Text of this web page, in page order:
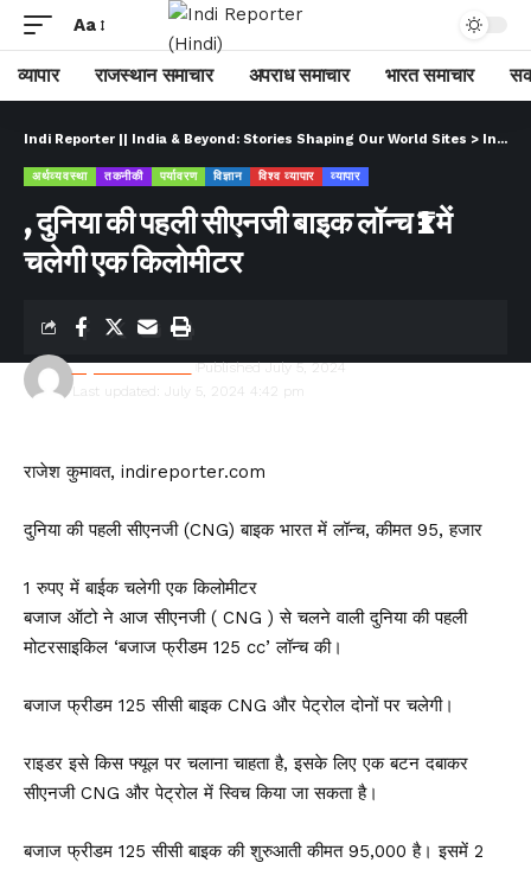
Aa
व्यापार राजस्थान समाचार अपराध समाचार भारत समाचार
Indi Reporter || India & Beyond: Stories Shaping Our World Sites > Indi Reporter (Hindi)
अर्थव्यवस्था तकनीकी पर्यावरण विज्ञान विश्व व्यापार व्यापार
, दुनिया की पहली सीएनजी बाइक लॉन्च ₹1 में
चलेगी एक किलोमीटर
Last updated: July 5, 2024 4:42 pm
Rajesh Kumawat Published July 5, 2024
राजेश कुमावत, indireporter.com
दुनिया की पहली सीएनजी (CNG) बाइक भारत में लॉन्च, कीमत ₹95, हजार
1 रुपए में बाईक चलेगी एक किलोमीटर
बजाज ऑटो ने आज सीएनजी ( CNG ) से चलने वाली दुनिया की पहली
मोटरसाइकिल ‘बजाज फ्रीडम 125 cc’ लॉन्च की।
बजाज फ्रीडम 125 सीसी बाइक CNG और पेट्रोल दोनों पर चलेगी।
राइडर इसे किस फ्यूल पर चलाना चाहता है, इसके लिए एक बटन दबाकर
सीएनजी CNG और पेट्रोल में स्विच किया जा सकता है।
बजाज फ्रीडम 125 सीसी बाइक की शुरुआती कीमत ₹95,000 है। इसमें 2